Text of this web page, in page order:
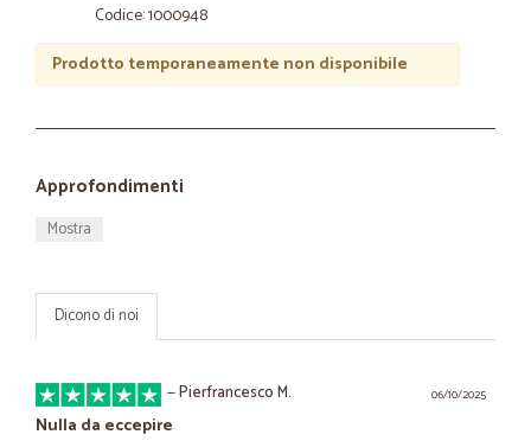
Codice: 1000948
Prodotto temporaneamente non disponibile
Approfondimenti
Mostra
Dicono di noi
06/10/2025
—Pierfrancesco M.
Nulla da eccepire